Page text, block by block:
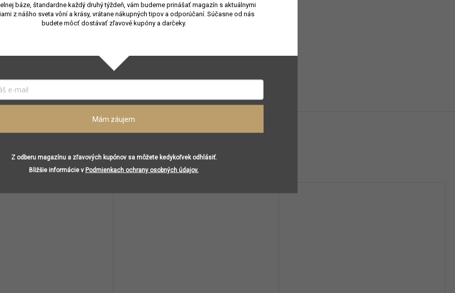
Biela,Číra,Zelená
8/14 cm
báze, štandardne každý druhý týždeň, vám budeme prinášať magazín s aktuálnymi
z nášho sveta vôní a krásy, vrátane nákupných tipov a odporúčaní. Súčasne od nás
budete môcť dostávať zľavové kupóny a darčeky.
Mám záujem
Z odberu magazínu a zľavových kupónov sa môžete kedykoľvek odhlásiť.
Bližšie informácie v Podmienkach ochrany osobných údajov.